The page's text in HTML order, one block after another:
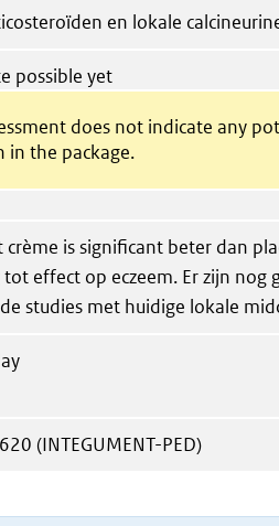
en lokale
possible yet
does not indicate any
in the package.
crème is significant beter dan
effect op eczeem. Er zijn nog
studies met huidige lokale
(INTEGUMENT-PED)